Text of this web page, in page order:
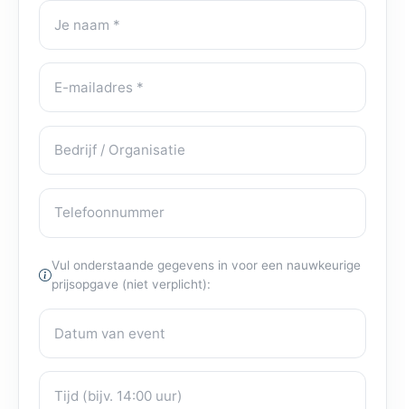
Contactgegevens
Je naam
E-mailadres
Bedrijf / Organisatie
Telefoonnummer
Vul onderstaande gegevens in voor een nauwkeurige
prijsopgave (niet verplicht):
Eventdetails
Datum van event
Tijd